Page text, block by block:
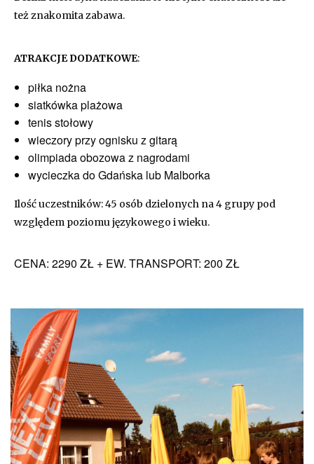
też znakomita zabawa.
ATRAKCJE DODATKOWE:
piłka nożna
siatkówka plażowa
tenis stołowy
wieczory przy ognisku z gitarą
olimpiada obozowa z nagrodami
wycieczka do Gdańska lub Malborka
Ilość uczestników: 45 osób dzielonych na 4 grupy pod
względem poziomu językowego i wieku.
CENA: 2290 ZŁ + EW. TRANSPORT: 200 ZŁ